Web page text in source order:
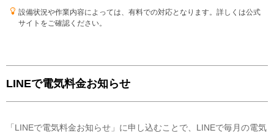
設備状況や作業内容によっては、有料での対応となります。詳しくは公式
サイトをご確認ください。
LINEで電気料金お知らせ
「LINEで電気料金お知らせ」に申し込むことで、LINEで毎月の電気